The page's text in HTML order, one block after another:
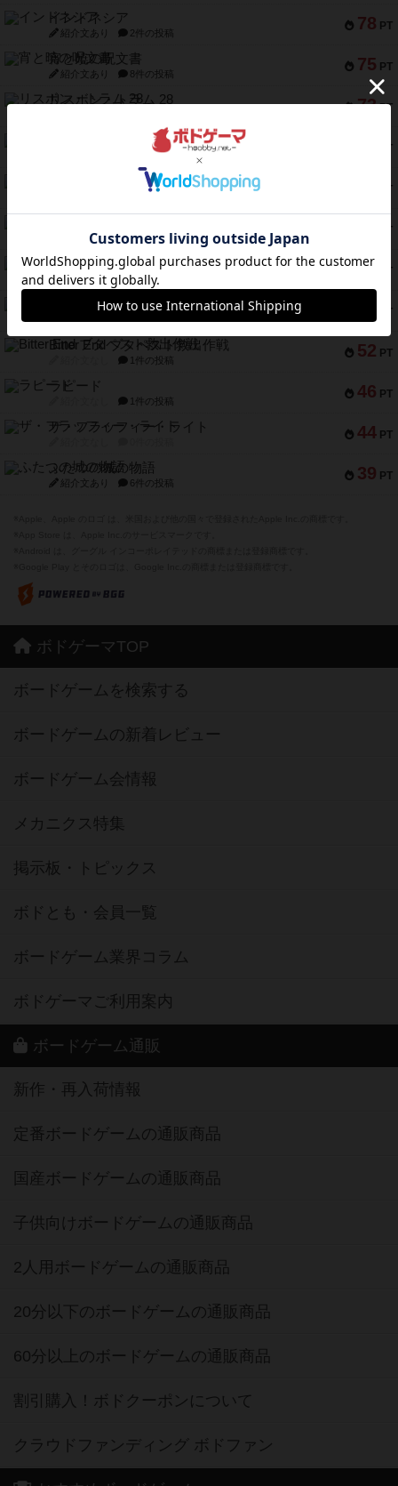
78 PT
インドネシア
紹介文あり 2件の投稿
75 PT
宵と暁の呪文書
紹介文あり 8件の投稿
73 PT
リスボン・トラム 28
PT
1件の投稿
PT
PT
紹介文なし 1件の投稿
59 PT
スモールワールド
紹介文あり 13件の投稿
PT
ギャンブラー
52 PT
Bitter End ブタペスト救出作戦
1件の投稿
46 PT
ラピード
1件の投稿
44 PT
ザ・フラッフィー・ライト
39 PT
ふたつの城の物語
紹介文あり 6件の投稿
ボドゲーマTOP
ボードゲームを検索する
ボードゲームの新着レビュー
ボードゲーム会情報
メカニクス特集
掲示板・トピックス
ボドとも・会員一覧
ボードゲーム業界コラム
ボドゲーマご利用案内
ボードゲーム通販
新作・再入荷情報
定番ボードゲームの通販商品
国産ボードゲームの通販商品
子供向けボードゲームの通販商品
2人用ボードゲームの通販商品
20分以下のボードゲームの通販商品
60分以上のボードゲームの通販商品
割引購入！ボドクーポンについて
クラウドファンディング ボドファン